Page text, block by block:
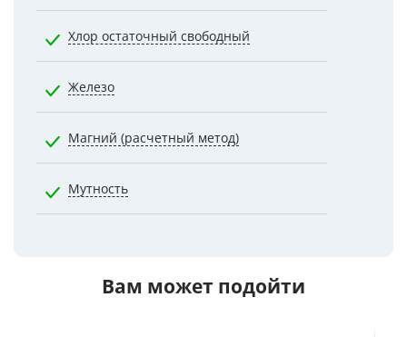
Хлор остаточный свободный
Железо
Магний (расчетный метод)
Мутность
Вам может подойти